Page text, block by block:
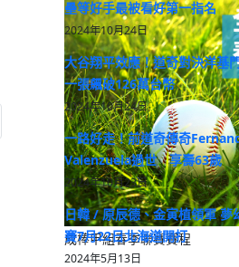
中職 / 樂天桃猿二軍力拚石垣島交流
成棒甲組春季聯賽賽程
壘等好手最被看好第一指名
2024年10月24日
大谷翔平效應！道奇對決洋
一張飆破126萬台幣
2024年10月24日
一路好走！前道奇傳奇
Valenzuela過世 享壽63歲
2024年10月23日
日韓 / 原辰德、金寅植領軍 夢
賽7月22日北海道開打
2024年5月13日